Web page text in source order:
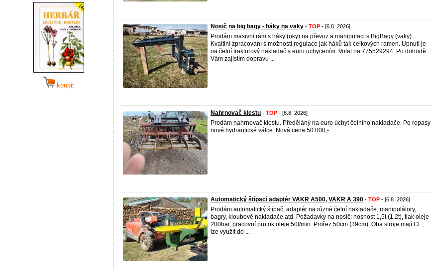
koupit
Nosič na big bagy - háky na vaky - TOP - [6.8. 2026]
Prodám masivní rám s háky (oky) na převoz a manipulaci s BigBagy (vaky).
Kvaltiní zpracovaní s možností regulace jak háků tak celkových ramen. Upnutí je
na čelní traktorový nakladač s euro uchycením. Volat na 775529294. Po dohodě
Vám zajistím dopravu ...
Nahrnovač klestu - TOP - [6.8. 2026]
Prodám nahrnovač klestu. Předěláný na euro úchyt čelního nakladače. Po repasy
nové hydraulické válce. Nová cena 50 000,-
Automatický štípací adaptér VAKR A500, VAKR A 390 - TOP - [6.8. 2026]
Prodám automatický štípač, adaptér na různé čelní nakladače, manipulátory,
bagry, kloubové nakladače atd. Požadavky na nosič: nosnost 1,5t (1,2t), tlak oleje
200bar, pracovní průtok oleje 50l/min. Prořez 50cm (39cm). Oba stroje mají CE,
lze využít do ...